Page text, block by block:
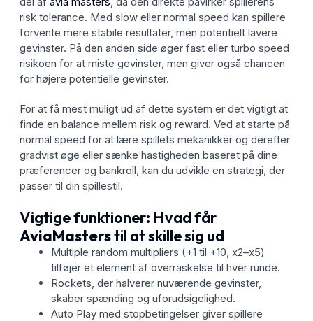
risk tolerance. Med slow eller normal speed kan spillere
forvente mere stabile resultater, men potentielt lavere
gevinster. På den anden side øger fast eller turbo speed
risikoen for at miste gevinster, men giver også chancen
for højere potentielle gevinster.
For at få mest muligt ud af dette system er det vigtigt at
finde en balance mellem risk og reward. Ved at starte på
normal speed for at lære spillets mekanikker og derefter
gradvist øge eller sænke hastigheden baseret på dine
præferencer og bankroll, kan du udvikle en strategi, der
passer til din spillestil.
Vigtige funktioner: Hvad får
AviaMasterstil at skille sig ud
Multiple random multipliers (+1 til +10, x2–x5)
tilføjer et element af overraskelse til hver runde.
Rockets, der halverer nuværende gevinster,
skaber spænding og uforudsigelighed.
Auto Play med stopbetingelser giver spillere